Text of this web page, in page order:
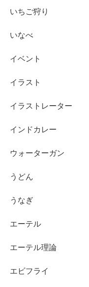
いちご狩り
いなべ
イベント
イラスト
イラストレーター
インドカレー
ウォーターガン
うどん
うなぎ
エーテル
エーテル理論
エビフライ